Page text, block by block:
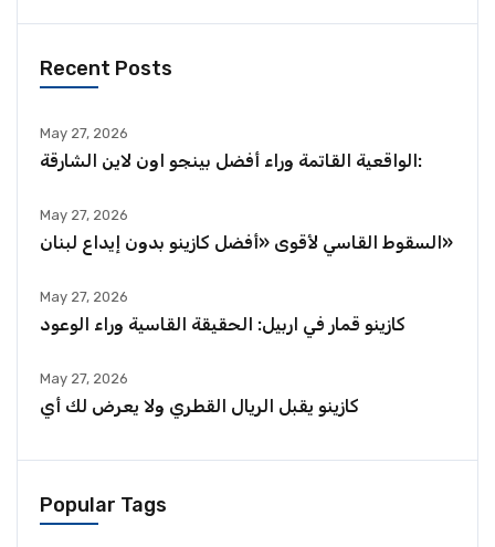
Recent Posts
May 27, 2026
الواقعية القاتمة وراء أفضل بينجو اون لاين الشارقة:
May 27, 2026
السقوط القاسي لأقوى «أفضل كازينو بدون إيداع لبنان»
May 27, 2026
كازينو قمار في اربيل: الحقيقة القاسية وراء الوعود
May 27, 2026
كازينو يقبل الريال القطري ولا يعرض لك أي
Popular Tags